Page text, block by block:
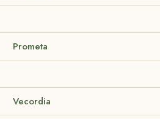
Prometa
Vecordia